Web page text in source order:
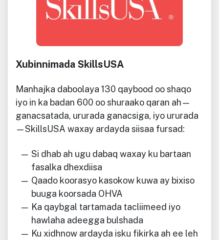
Xubinnimada SkillsUSA
Manhajka daboolaya 130 qaybood oo shaqo
iyo in ka badan 600 oo shuraako qaran ah—
ganacsatada, ururada ganacsiga, iyo ururada
—SkillsUSA waxay ardayda siisaa fursad:
Si dhab ah ugu dabaq waxay ku bartaan
fasalka dhexdiisa
Qaado koorasyo ​​kasokow kuwa ay bixiso
buuga koorsada OHVA
Ka qaybgal tartamada tacliimeed iyo
hawlaha adeegga bulshada
Ku xidhnow ardayda isku fikirka ah ee leh